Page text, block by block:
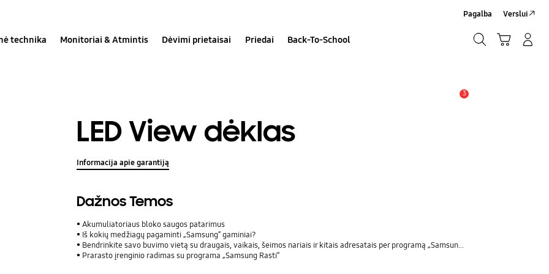
technika Monitoriai & Atmintis Dėvimi prietaisai Priedai Back-To-School
Pagalba Verslui
3
LED View dėklas
Informacija apie garantiją
Dažnos Temos
Akumuliatoriaus bloko saugos patarimus
Iš kokių medžiagų pagaminti „Samsung“ gaminiai?
Bendrinkite savo buvimo vietą su draugais, vaikais, šeimos nariais ir kitais adresatais per programą „Samsung Rasti“
Prarasto įrenginio radimas su programa „Samsung Rasti“